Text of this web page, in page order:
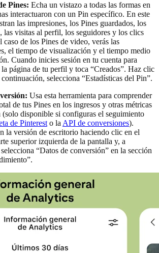
Pines: Echa un vistazo a todas las formas en
interactuaron con un Pin específico. En este
las impresiones, los Pines guardados, los
las visitas al perfil, los seguidores y los clics
caso de los Pines de video, verás las
el tiempo de visualización y el tiempo medio
Cuando inicies sesión en tu cuenta para
la página de tu perfil y toca “Creados”. Haz clic
selecciona “Estadísticas del Pin”.
Usa esta herramienta para comprender
de tus Pines en los ingresos y otras métricas
(solo disponible si configuras el seguimiento
de Pinterest o la API de conversiones).
la versión de escritorio haciendo clic en el
superior izquierda de la pantalla y, a
“Datos de conversión” en la sección